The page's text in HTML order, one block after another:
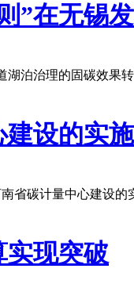
”在无锡
泊治理的固碳效
建设的实
省碳计量中心建设
现突破